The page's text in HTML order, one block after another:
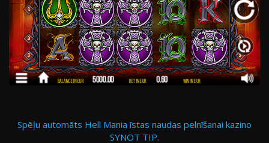
Spēļu automāts Hell Mania īstas naudas pelnīšanai kazino
SYNOT TIP.